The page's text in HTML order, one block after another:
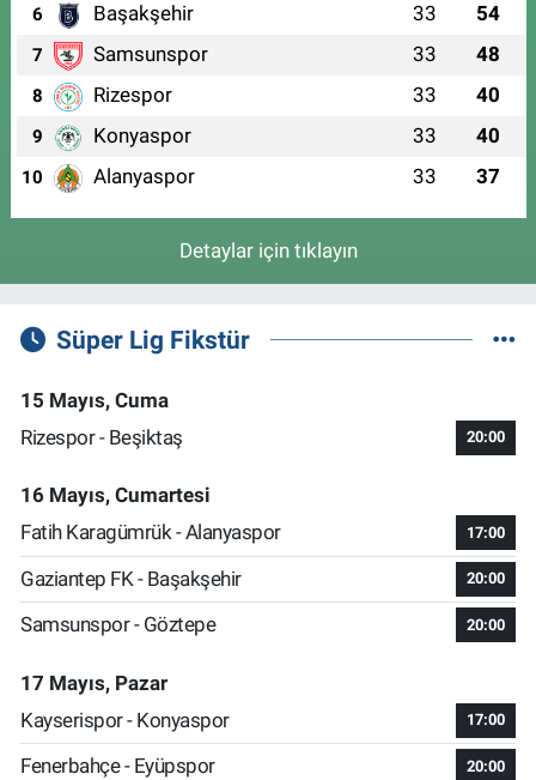
6 Başakşehir 33 54
7 Samsunspor 33 48
8 Rizespor 33 40
9 Konyaspor 33 40
10 Alanyaspor 33 37
Detaylar için tıklayın
Süper Lig Fikstür
15 Mayıs, Cuma
Rizespor - Beşiktaş
20:00
16 Mayıs, Cumartesi
Fatih Karagümrük - Alanyaspor
17:00
Gaziantep FK - Başakşehir 20:00
Samsunspor - Göztepe 20:00
17 Mayıs, Pazar
Kayserispor - Konyaspor
17:00
Fenerbahçe - Eyüpspor 20:00